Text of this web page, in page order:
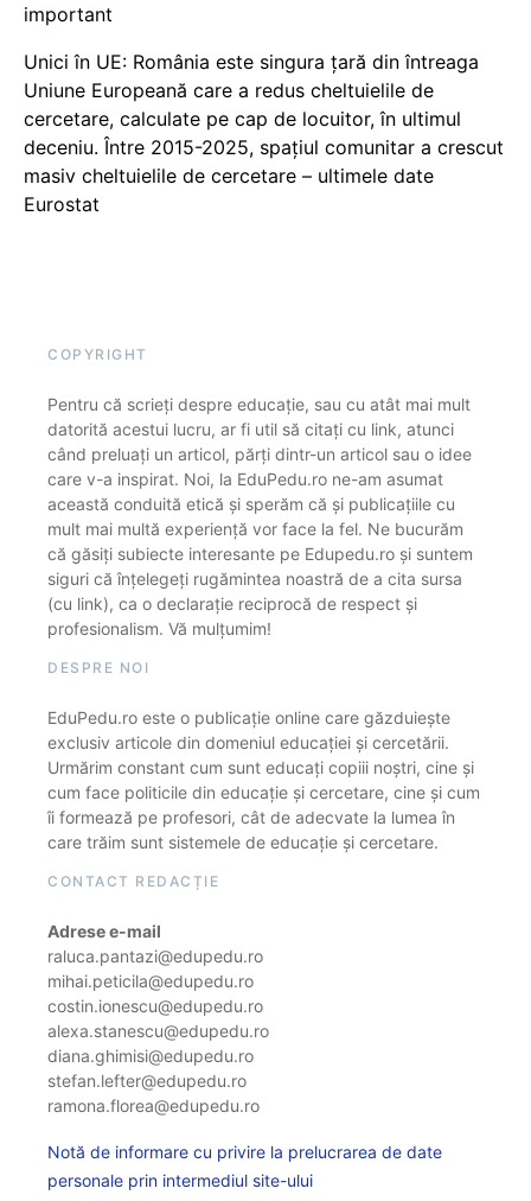
important
Unici în UE: România este singura țară din întreaga
Uniune Europeană care a redus cheltuielile de
cercetare, calculate pe cap de locuitor, în ultimul
deceniu. Între 2015-2025, spațiul comunitar a crescut
masiv cheltuielile de cercetare – ultimele date
Eurostat
COPYRIGHT
Pentru că scrieți despre educație, sau cu atât mai mult
datorită acestui lucru, ar fi util să citați cu link, atunci
când preluați un articol, părți dintr-un articol sau o idee
care v-a inspirat. Noi, la EduPedu.ro ne-am asumat
această conduită etică și sperăm că și publicațiile cu
mult mai multă experiență vor face la fel. Ne bucurăm
că găsiți subiecte interesante pe Edupedu.ro și suntem
siguri că înțelegeți rugămintea noastră de a cita sursa
(cu link), ca o declarație reciprocă de respect și
profesionalism. Vă mulțumim!
DESPRE NOI
EduPedu.ro este o publicație online care găzduiește
exclusiv articole din domeniul educației și cercetării.
Urmărim constant cum sunt educați copiii noștri, cine și
cum face politicile din educație și cercetare, cine și cum
îi formează pe profesori, cât de adecvate la lumea în
care trăim sunt sistemele de educație și cercetare.
CONTACT REDACȚIE
Adrese e-mail
raluca.pantazi@edupedu.ro
mihai.peticila@edupedu.ro
costin.ionescu@edupedu.ro
alexa.stanescu@edupedu.ro
diana.ghimisi@edupedu.ro
stefan.lefter@edupedu.ro
ramona.florea@edupedu.ro
Notă de informare cu privire la prelucrarea de date
personale prin intermediul site-ului